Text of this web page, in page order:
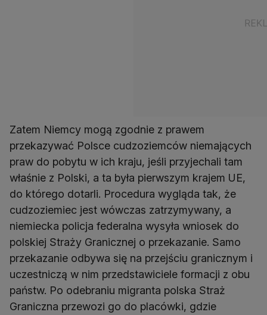
Zatem Niemcy mogą zgodnie z prawem
przekazywać Polsce cudzoziemców niemających
praw do pobytu w ich kraju, jeśli przyjechali tam
właśnie z Polski, a ta była pierwszym krajem UE,
do którego dotarli. Procedura wygląda tak, że
cudzoziemiec jest wówczas zatrzymywany, a
niemiecka policja federalna wysyła wniosek do
polskiej Straży Granicznej o przekazanie. Samo
przekazanie odbywa się na przejściu granicznym i
uczestniczą w nim przedstawiciele formacji z obu
państw. Po odebraniu migranta polska Straż
Graniczna przewozi go do placówki, gdzie